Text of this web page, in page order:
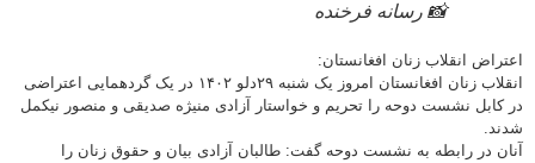
📸 رسانه فرخنده
اعتراض انقلاب زنان افغانستان:
انقلاب زنان افغانستان امروز یک شنبه ۲۹دلو ۱۴۰۲ در یک گردهمایی اعتراضی
در کابل نشست دوحه را تحریم و خواستار آزادی منیژه صدیقی و منصور نیکمل
شدند.
آنان در رابطه به نشست دوحه گفت: طالبان آزادی بیان و حقوق زنان را